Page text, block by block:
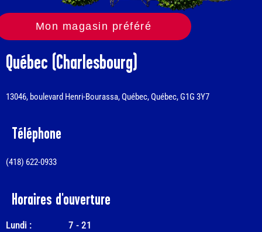
Mon magasin préféré
Québec (Charlesbourg)
13046, boulevard Henri-Bourassa, Québec, Québec, G1G 3Y7
Téléphone
(418) 622-0933
Horaires d'ouverture
Lundi : 7 - 21